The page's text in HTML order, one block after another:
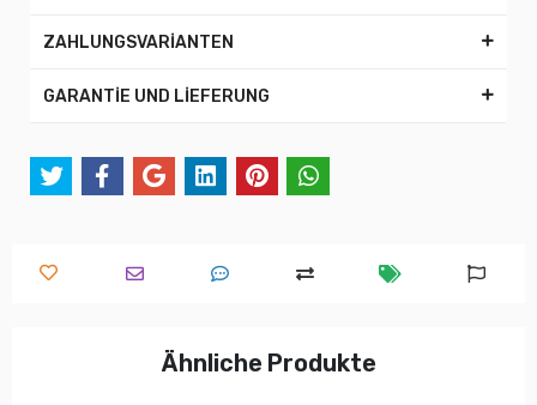
ZAHLUNGSVARİANTEN
GARANTİE UND LİEFERUNG
Ähnliche Produkte